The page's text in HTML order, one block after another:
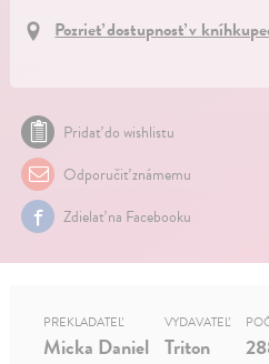
Pozrieť dostupnosť v
Pridať do wishlistu
Odporučiť známemu
Zdielať na Facebooku
PREKLADATEĽ
Micka Daniel
VYDAVATEĽ
Triton